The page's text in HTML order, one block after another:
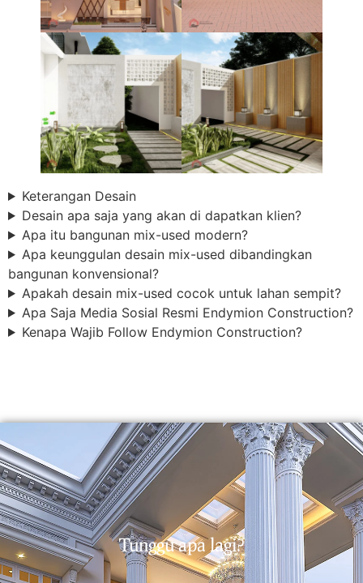
Keterangan Desain
Desain apa saja yang akan di dapatkan klien?
Apa itu bangunan mix-used modern?
Apa keunggulan desain mix-used dibandingkan
bangunan konvensional?
Apakah desain mix-used cocok untuk lahan sempit?
Apa Saja Media Sosial Resmi Endymion Construction?
Kenapa Wajib Follow Endymion Construction?
Tunggu apa lagi?